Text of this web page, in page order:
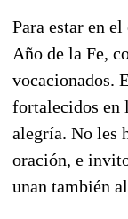
Para estar en
Año de la Fe,
vocacionados.
fortalecidos en
alegría. No les
oración, e
unan también